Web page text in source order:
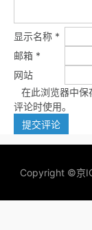
显示名称 *
邮箱 *
网站
在此浏览器中保
评论时使用。
Copyright ©京